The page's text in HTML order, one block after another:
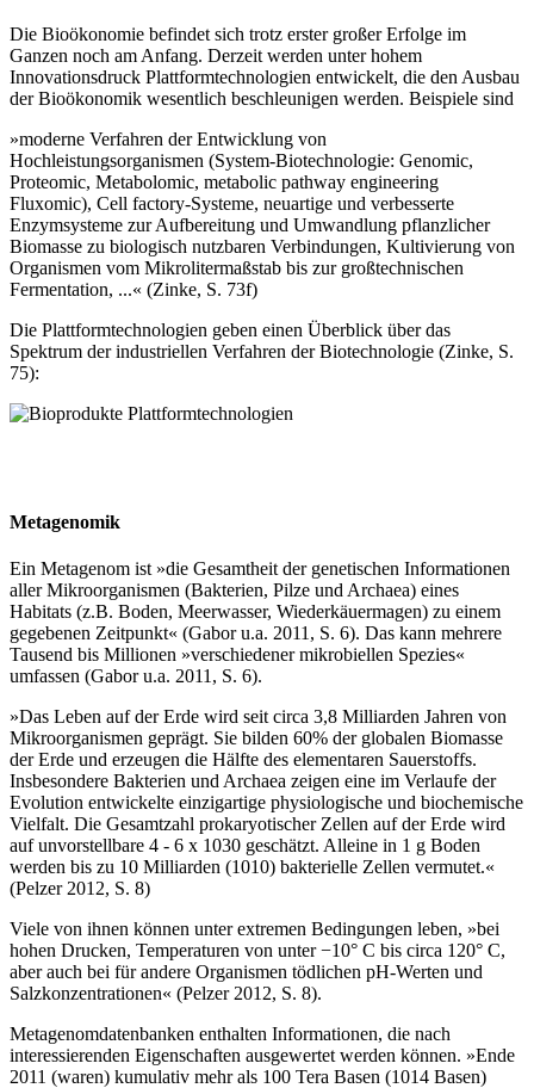
Die Bioökonomie befindet sich trotz erster großer Erfolge im
Ganzen noch am Anfang. Derzeit werden unter hohem
Innovationsdruck Plattformtechnologien entwickelt, die den Ausbau
der Bioökonomik wesentlich beschleunigen werden. Beispiele sind
»moderne Verfahren der Entwicklung von
Hochleistungsorganismen (System-Biotechnologie: Genomic,
Proteomic, Metabolomic, metabolic pathway engineering
Fluxomic), Cell factory-Systeme, neuartige und verbesserte
Enzymsysteme zur Aufbereitung und Umwandlung pflanzlicher
Biomasse zu biologisch nutzbaren Verbindungen, Kultivierung von
Organismen vom Mikrolitermaßstab bis zur großtechnischen
Fermentation, ...« (Zinke, S. 73f)
Die Plattformtechnologien geben einen Überblick über das
Spektrum der industriellen Verfahren der Biotechnologie (Zinke, S.
75):
Metagenomik
Ein Metagenom ist »die Gesamtheit der genetischen Informationen
aller Mikroorganismen (Bakterien, Pilze und Archaea) eines
Habitats (z.B. Boden, Meerwasser, Wiederkäuermagen) zu einem
gegebenen Zeitpunkt« (Gabor u.a. 2011, S. 6). Das kann mehrere
Tausend bis Millionen »verschiedener mikrobiellen Spezies«
umfassen (Gabor u.a. 2011, S. 6).
»Das Leben auf der Erde wird seit circa 3,8 Milliarden Jahren von
Mikroorganismen geprägt. Sie bilden 60% der globalen Biomasse
der Erde und erzeugen die Hälfte des elementaren Sauerstoffs.
Insbesondere Bakterien und Archaea zeigen eine im Verlaufe der
Evolution entwickelte einzigartige physiologische und biochemische
Vielfalt. Die Gesamtzahl prokaryotischer Zellen auf der Erde wird
auf unvorstellbare 4 - 6 x 1030 geschätzt. Alleine in 1 g Boden
werden bis zu 10 Milliarden (1010) bakterielle Zellen vermutet.«
(Pelzer 2012, S. 8)
Viele von ihnen können unter extremen Bedingungen leben, »bei
hohen Drucken, Temperaturen von unter −10° C bis circa 120° C,
aber auch bei für andere Organismen tödlichen pH-Werten und
Salzkonzentrationen« (Pelzer 2012, S. 8).
Metagenomdatenbanken enthalten Informationen, die nach
interessierenden Eigenschaften ausgewertet werden können. »Ende
2011 (waren) kumulativ mehr als 100 Tera Basen (1014 Basen)